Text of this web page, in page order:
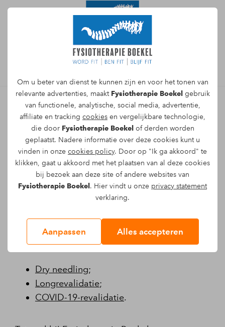
Om u beter van dienst te kunnen zijn en voor het tonen van
relevante advertenties, maakt Fysiotherapie Boekel gebruik
van functionele, analytische, social media, advertentie,
affiliate en tracking cookies en vergelijkbare technologie,
die door Fysiotherapie Boekel of derden worden
geplaatst. Nadere informatie over deze cookies kunt u
vinden in onze cookies policy. Door op "Ik ga akkoord" te
klikken, gaat u akkoord met het plaatsen van al deze cookies
bij bezoek aan deze site of andere websites van
Fysiotherapie Boekel . Hier vindt u onze privacy statement
verklaring.
Aanpassen Alles accepteren
Afspraak maken
Pia van den Akker - Fysio- en
oedeemtherapeut
Hallo, mijn naam is Pia van den Akker en ik
ben actief als fysiotherapeut en
oedeemtherapeut bij Fysiotherapie Boekel.
Mijn specialismen en aandachtsgebieden
Dry needling;
Longrevalidatie;
COVID-19-revalidatie.